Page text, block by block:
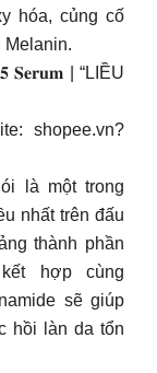
hóa, củng cố
Melanin.
𝐒𝐞𝐫𝐮𝐦 | “LIỀU
shopee.vn?
là một trong
nhất trên đấu
thành phần
hợp cùng
sẽ giúp
hồi làn da tổn